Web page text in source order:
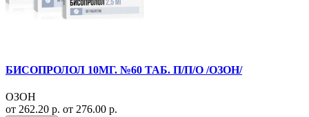
БИСОПРОЛОЛ 10МГ. №60 ТАБ. П/П/О /ОЗОН/
ОЗОН
от 262.20 р. от 276.00 р.